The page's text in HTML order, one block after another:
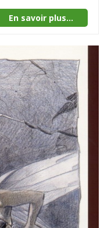
En savoir plus...